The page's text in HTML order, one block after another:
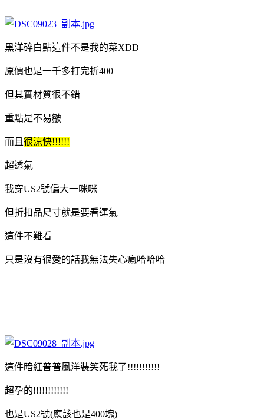
黑洋碎白點這件不是我的菜XDD
原價也是一千多打完折400
但其實材質很不錯
重點是不易皺
而且 很涼快!!!!!!
超透氣
我穿US2號偏大一咪咪
但折扣品尺寸就是要看運氣
這件不難看
只是沒有很愛的話我無法失心瘋哈哈哈
這件暗紅普普風洋裝笑死我了!!!!!!!!!!!
超孕的!!!!!!!!!!!!
也是US2號(應該也是400塊)